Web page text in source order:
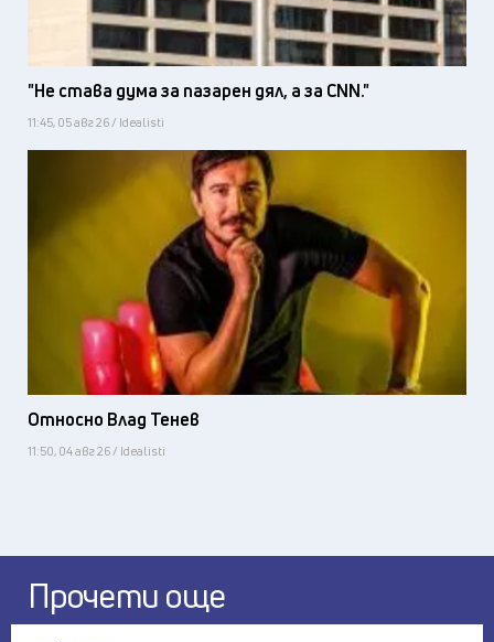
"Не става дума за пазарен дял, а за CNN."
11:45, 05 авг 26 / Idealisti
Относно Влад Тенев
11:50, 04 авг 26 / Idealisti
Прочети още